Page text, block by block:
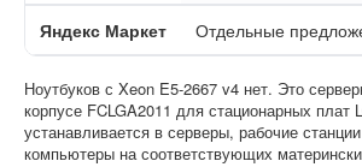
Яндекс Маркет Отдельные
Ноутбуков с Xeon E5-2667 v4 нет. Это
корпусе FCLGA2011 для стационарных плат
устанавливается в серверы, рабочие
компьютеры на соответствующих